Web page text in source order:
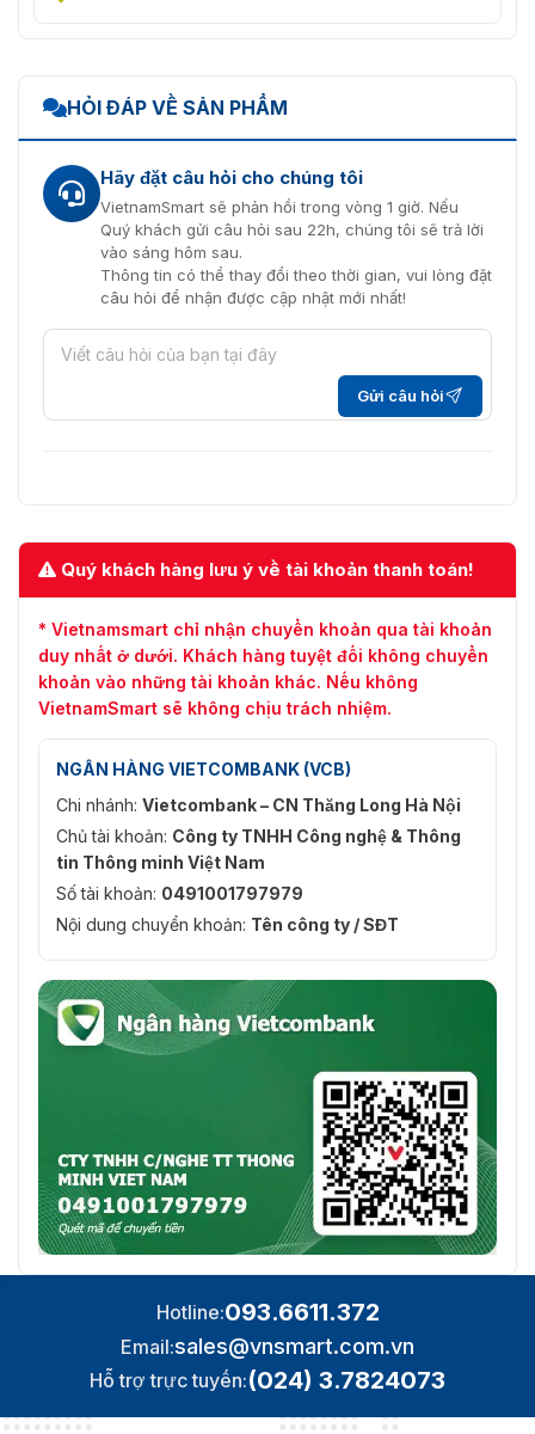
Dòng chính
60 Hz: 24 fps (2560 × 1440, 1920
× 1080, 1280 × 960, 1280 × 720)
Dòng phụ
480, 352 × 288);
60 Hz: 24 fps (704 × 480, 640 ×
Dòng thứ ba
50 Hz: 25 fps (1920 × 1080, 1280
× 960, 1280 × 720, 704 × 576,
640 × 480, 352 × 288);
Nén video
H.265+/H.265/H.264+/H.264
Dòng phụ: H.265/H.264/MJPEG
Tốc độ bit video 32 Kbps đến 16384 Kbps
Loại H.264
Baseline Profile/Main Profile/High
Profile
Loại H.265 Main Profile
Mã hóa video có
thể mở rộng (SVC)
H.264 và H.265
Khu vực quan tâm
(ROI)
8 khu vực cố định cho mỗi dòng
Nén âm thanh
G.711alaw, G.711ulaw, G.722.1,
G.726, MP2L2, PCM
(G.722.1)/16 Kbps (G.726)/32 đến
192 Kbps (MP2L2)
Mạng
Lưu trữ mạng NAS (NFS, SMB/CIFS), ANR
IPv4/IPv6, HTTP, HTTPS, 802.1x,
QoS, FTP, SMTP, UPnP, SNMP,
RTP, TCP/IP, UDP, IGMP, ICMP,
DHCP, PPPoE, Bonjour
API
ISUP, ISAPI, Hikvision SDK, Open
Network Video Interface (Profile
HỎI ĐÁP VỀ SẢN PHẨM
Hãy đặt câu hỏi cho chúng tôi
VietnamSmart sẽ phản hồi trong vòng 1 giờ. Nếu
Quý khách gửi câu hỏi sau 22h, chúng tôi sẽ trả lời
vào sáng hôm sau.
Thông tin có thể thay đổi theo thời gian, vui lòng đặt
câu hỏi để nhận được cập nhật mới nhất!
Gửi câu hỏi
Quý khách hàng lưu ý về tài khoản thanh toán!
* Vietnamsmart chỉ nhận chuyển khoản qua tài khoản
duy nhất ở dưới. Khách hàng tuyệt đối không chuyển
khoản vào những tài khoản khác. Nếu không
VietnamSmart sẽ không chịu trách nhiệm.
NGÂN HÀNG VIETCOMBANK (VCB)
Chi nhánh: Vietcombank – CN Thăng Long Hà Nội
Chủ tài khoản: Công ty TNHH Công nghệ & Thông
tin Thông minh Việt Nam
Số tài khoản: 0491001797979
Nội dung chuyển khoản: Tên công ty / SĐT
Hotline:093.6611.372
Email:sales@vnsmart.com.vn
Hỗ trợ trực tuyến:(024) 3.7824073